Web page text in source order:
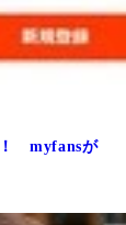
！ myfansが